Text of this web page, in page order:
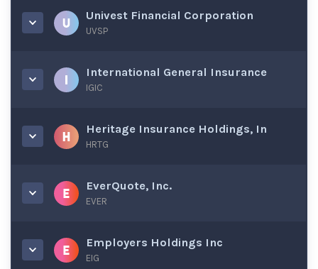
Univest Financial Corporation
UVSP
International General Insurance
IGIC
Heritage Insurance Holdings, In
HRTG
EverQuote, Inc.
EVER
Employers Holdings Inc
EIG